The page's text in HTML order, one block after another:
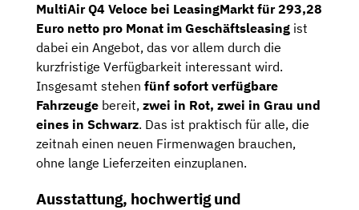
MultiAir Q4 Veloce bei LeasingMarkt für 293,28
Euro netto pro Monat im Geschäftsleasing ist
dabei ein Angebot, das vor allem durch die
kurzfristige Verfügbarkeit interessant wird.
Insgesamt stehen fünf sofort verfügbare
Fahrzeuge bereit, zwei in Rot, zwei in Grau und
eines in Schwarz. Das ist praktisch für alle, die
zeitnah einen neuen Firmenwagen brauchen,
ohne lange Lieferzeiten einzuplanen.
Ausstattung, hochwertig und